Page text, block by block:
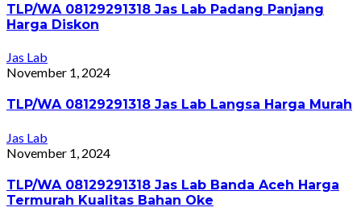
TLP/WA 08129291318 Jas Lab Padang Panjang
Harga Diskon
Jas Lab
November 1, 2024
TLP/WA 08129291318 Jas Lab Langsa Harga Murah
Jas Lab
November 1, 2024
TLP/WA 08129291318 Jas Lab Banda Aceh Harga
Termurah Kualitas Bahan Oke